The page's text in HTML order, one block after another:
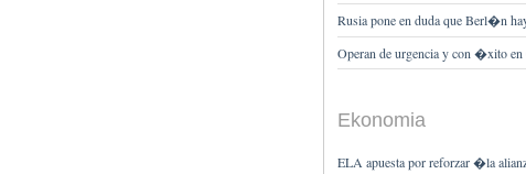
Rusia pone en duda que Berl�n
Operan de urgencia y con �xito
Ekonomia
ELA apuesta por reforzar �la